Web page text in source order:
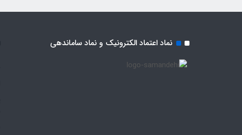
نماد اعتماد الکترونیک و نماد ساماندهی